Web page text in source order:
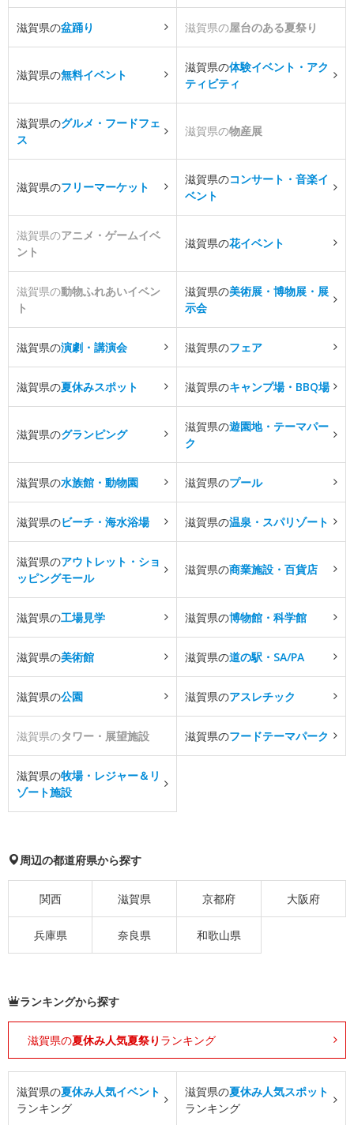
滋賀県の盆踊り 滋賀県の屋台のある夏祭り
滋賀県の無料イベント
滋賀県の体験イベント・アク
ティビティ
滋賀県のグルメ・フードフェ
ス
滋賀県の物産展
滋賀県のフリーマーケット
滋賀県のコンサート・音楽イ
ベント
滋賀県のアニメ・ゲームイベ
ント
滋賀県の花イベント
滋賀県の動物ふれあいイベン
ト
滋賀県の美術展・博物展・展
示会
滋賀県の演劇・講演会 滋賀県のフェア
滋賀県の夏休みスポット 滋賀県のキャンプ場・BBQ場
滋賀県のグランピング
滋賀県の遊園地・テーマパー
ク
滋賀県の水族館・動物園 滋賀県のプール
滋賀県のビーチ・海水浴場 滋賀県の温泉・スパリゾート
滋賀県のアウトレット・ショ
ッピングモール
滋賀県の商業施設・百貨店
滋賀県の工場見学 滋賀県の博物館・科学館
滋賀県の美術館 滋賀県の道の駅・SA/PA
滋賀県の公園 滋賀県のアスレチック
滋賀県のタワー・展望施設 滋賀県のフードテーマパーク
滋賀県の牧場・レジャー＆リ
ゾート施設
周辺の都道府県から探す
関西 滋賀県 京都府 大阪府
兵庫県 奈良県 和歌山県
ランキングから探す
滋賀県の夏休み人気夏祭り ランキング
滋賀県の夏休み人気イベント
ランキング
滋賀県の夏休み人気スポット
ランキング